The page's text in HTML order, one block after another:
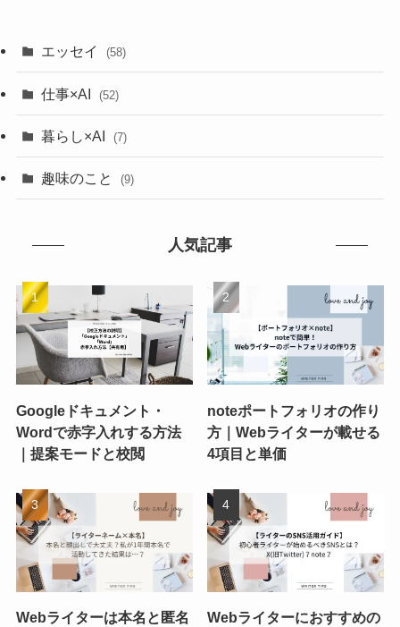
エッセイ (58)
仕事×AI (52)
暮らし×AI (7)
趣味のこと (9)
人気記事
Googleドキュメント・
Wordで赤字入れする方法
｜提案モードと校閲
noteポートフォリオの作り
方｜Webライターが載せる
4項目と単価
Webライターは本名と匿名
Webライターにおすすめの